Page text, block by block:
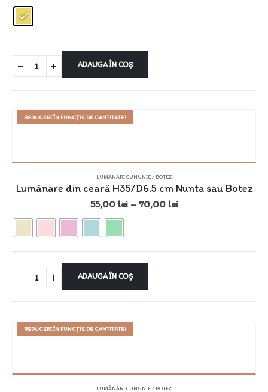
ADAUGĂ ÎN COȘ
REDUCERI ÎN FUNCȚIE DE CANTITATE!
LUMÂNĂRI CUNUNIE / BOTEZ
Lumânare din ceară H35/D6.5 cm Nunta sau Botez
55,00 lei– 70,00 lei
ADAUGĂ ÎN COȘ
REDUCERI ÎN FUNCȚIE DE CANTITATE!
LUMÂNĂRI CUNUNIE / BOTEZ